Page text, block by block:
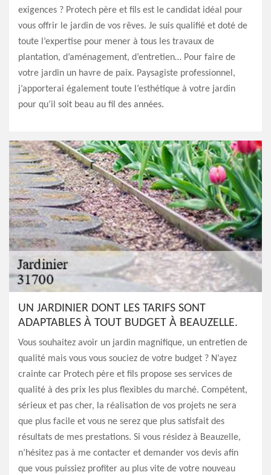
exigences ? Protech père et fils est le candidat idéal pour
vous offrir le jardin de vos rêves. Je suis qualifié et doté de
toute l’expertise pour mener à tous les travaux de
plantation, d’aménagement, d’entretien… Pour faire de
votre jardin un havre de paix. Paysagiste professionnel,
j’apporterai également toute l’esthétique à votre jardin
pour qu’il soit beau au fil des années.
UN JARDINIER DONT LES TARIFS SONT
ADAPTABLES À TOUT BUDGET À BEAUZELLE.
Vous souhaitez avoir un jardin magnifique, un entretien de
qualité mais vous vous souciez de votre budget ? N’ayez
crainte car Protech père et fils propose ses services de
qualité à des prix les plus flexibles du marché. Compétent,
sérieux et pas cher, la réalisation de vos projets ne sera
que plus facile et vous ne serez que plus satisfait des
résultats de mes prestations. Si vous résidez à Beauzelle,
n’hésitez pas à me contacter et demander vos devis afin
que vous puissiez profiter au plus vite de votre nouveau